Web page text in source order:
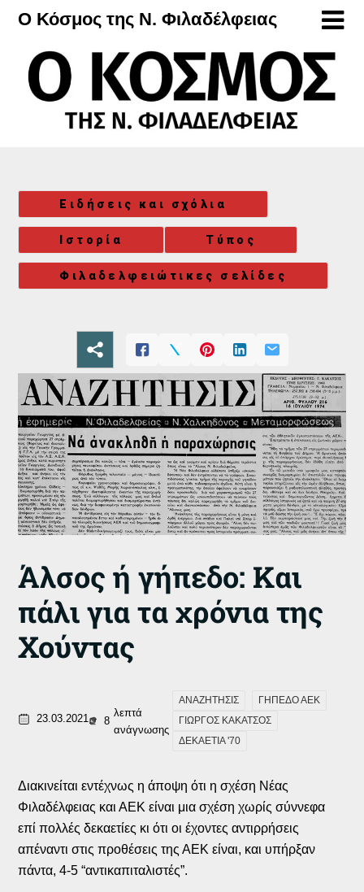
Μετάβαση
περιεχόμενο
Ο Κόσμος της Ν. Φιλαδέλφειας
Ειδήσεις και σχόλια
Ιστορία Τύπος
Φιλαδελφειώτικες σελίδες
Άλσος ή γήπεδο: Και
πάλι για τα χρόνια της
Χούντας
23.03.2021 8
λεπτά
ανάγνωσης
ΑΝΑΖΗΤΗΣΙΣ
ΓΗΠΕΔΟ ΑΕΚ
ΓΙΩΡΓΟΣ ΚΑΚΑΤΣΟΣ
ΔΕΚΑΕΤΙΑ '70
Διακινείται εντέχνως η άποψη ότι η σχέση Νέας
Φιλαδέλφειας και ΑΕΚ είναι μια σχέση χωρίς σύννεφα
επί πολλές δεκαετίες κι ότι οι έχοντες αντιρρήσεις
απέναντι στις προθέσεις της ΑΕΚ είναι, και υπήρξαν
πάντα, 4-5 “αντικαπιταλιστές”.